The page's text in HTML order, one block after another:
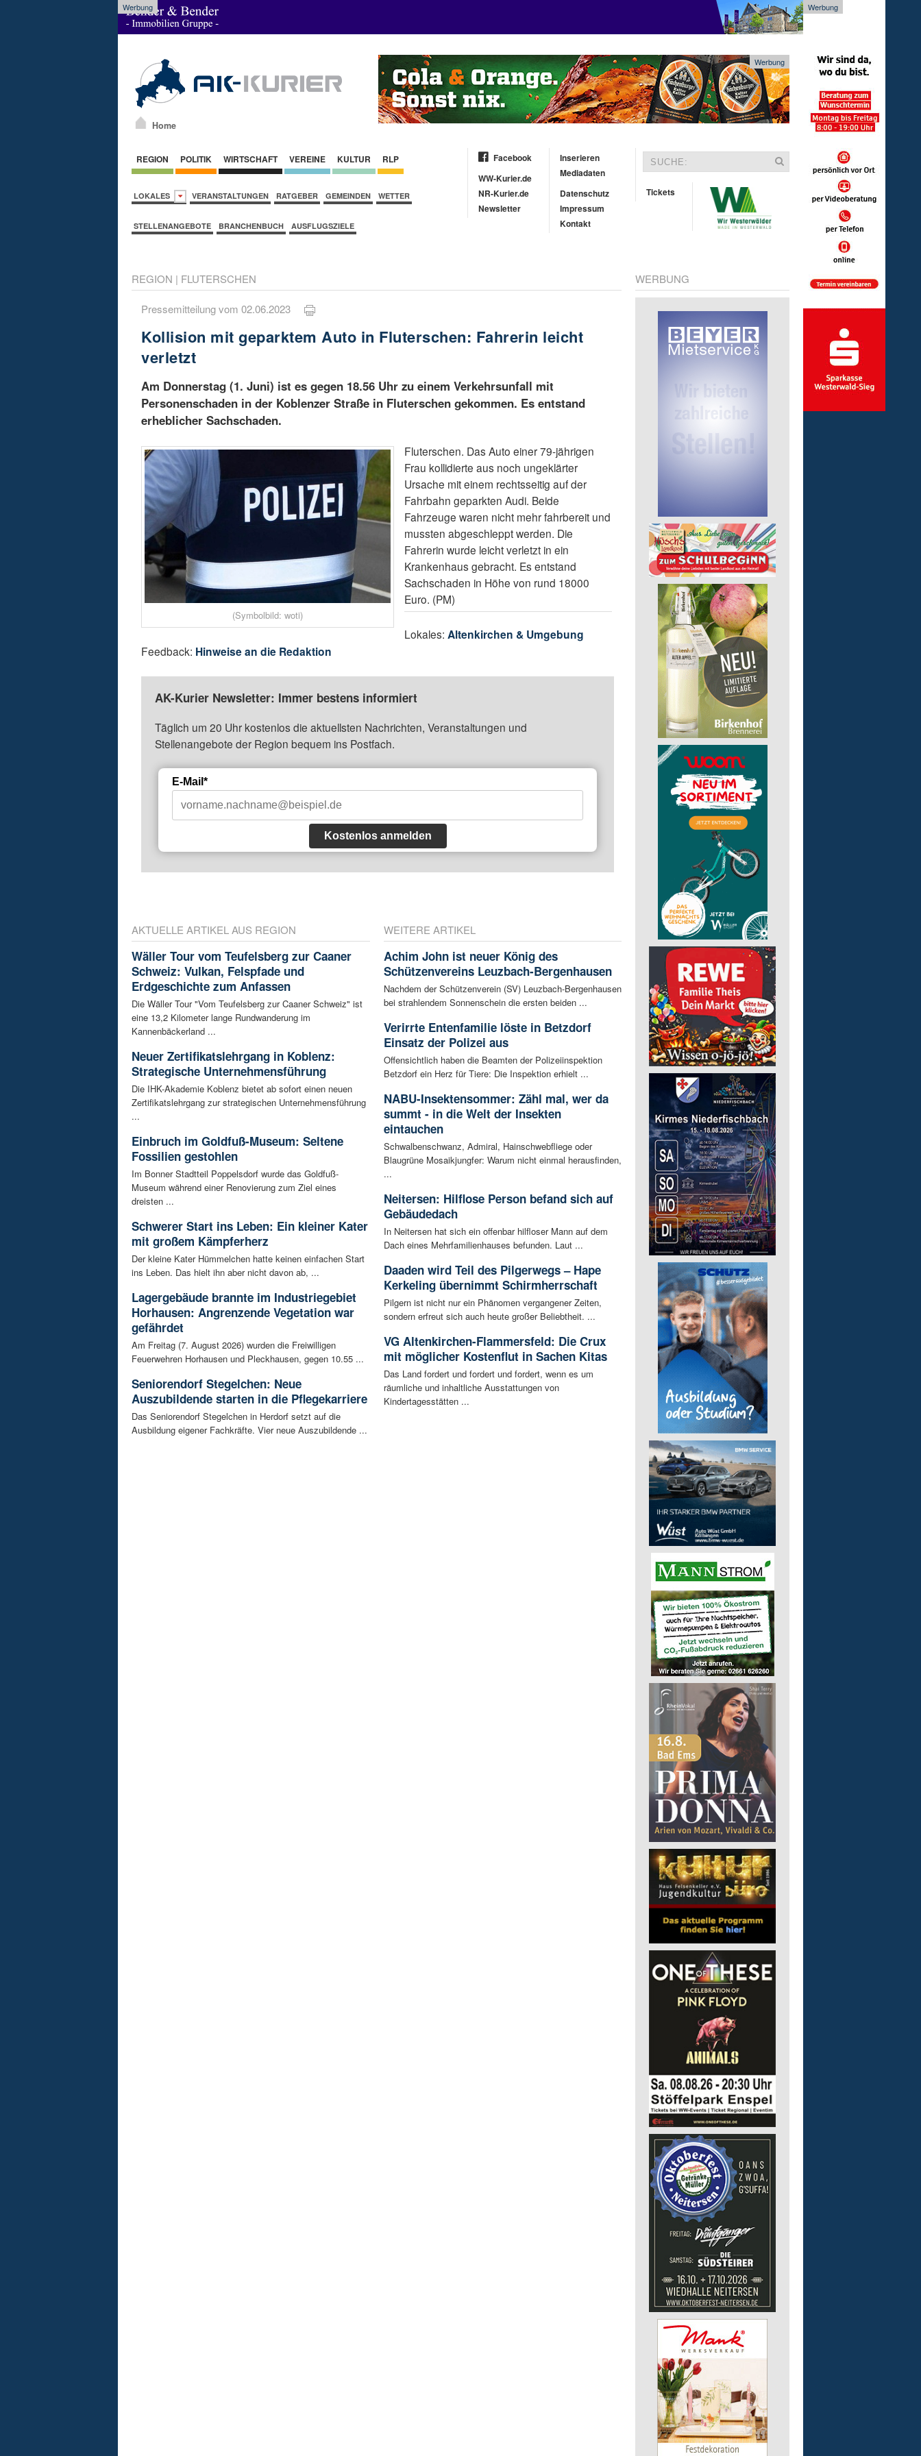
Werbung Werbung
Home
Werbung
REGION POLITIK WIRTSCHAFT VEREINE KULTUR RLP
LOKALES VERANSTALTUNGEN RATGEBER GEMEINDEN WETTER
STELLENANGEBOTE BRANCHENBUCH AUSFLUGSZIELE
Facebook
WW-Kurier.de
NR-Kurier.de
Newsletter
Inserieren
Mediadaten
Datenschutz
Impressum
Kontakt
Tickets
REGION | FLUTERSCHEN
Pressemitteilung vom 02.06.2023
Kollision mit geparktem Auto in Fluterschen: Fahrerin leicht
verletzt
Am Donnerstag (1. Juni) ist es gegen 18.56 Uhr zu einem Verkehrsunfall mit
Personenschaden in der Koblenzer Straße in Fluterschen gekommen. Es entstand
erheblicher Sachschaden.
(Symbolbild: woti)
Fluterschen. Das Auto einer 79-jährigen
Frau kollidierte aus noch ungeklärter
Ursache mit einem rechtsseitig auf der
Fahrbahn geparkten Audi. Beide
Fahrzeuge waren nicht mehr fahrbereit und
mussten abgeschleppt werden. Die
Fahrerin wurde leicht verletzt in ein
Krankenhaus gebracht. Es entstand
Sachschaden in Höhe von rund 18000
Euro. (PM)
Lokales:Altenkirchen & Umgebung
Feedback: Hinweise an die Redaktion
AK-Kurier Newsletter: Immer bestens informiert
Täglich um 20 Uhr kostenlos die aktuellsten Nachrichten, Veranstaltungen und
Stellenangebote der Region bequem ins Postfach.
E-Mail*
Kostenlos anmelden
AKTUELLE ARTIKEL AUS REGION
Wäller Tour vom Teufelsberg zur Caaner
Schweiz: Vulkan, Felspfade und
Erdgeschichte zum Anfassen
Die Wäller Tour "Vom Teufelsberg zur Caaner Schweiz" ist
eine 13,2 Kilometer lange Rundwanderung im
Kannenbäckerland ...
Neuer Zertifikatslehrgang in Koblenz:
Strategische Unternehmensführung
Die IHK-Akademie Koblenz bietet ab sofort einen neuen
Zertifikatslehrgang zur strategischen Unternehmensführung
...
Einbruch im Goldfuß-Museum: Seltene
Fossilien gestohlen
Im Bonner Stadtteil Poppelsdorf wurde das Goldfuß-
Museum während einer Renovierung zum Ziel eines
dreisten ...
Schwerer Start ins Leben: Ein kleiner Kater
mit großem Kämpferherz
Der kleine Kater Hümmelchen hatte keinen einfachen Start
ins Leben. Das hielt ihn aber nicht davon ab, ...
Lagergebäude brannte im Industriegebiet
Horhausen: Angrenzende Vegetation war
gefährdet
Am Freitag (7. August 2026) wurden die Freiwilligen
Feuerwehren Horhausen und Pleckhausen, gegen 10.55 ...
Seniorendorf Stegelchen: Neue
Auszubildende starten in die Pflegekarriere
Das Seniorendorf Stegelchen in Herdorf setzt auf die
Ausbildung eigener Fachkräfte. Vier neue Auszubildende ...
WEITERE ARTIKEL
Achim John ist neuer König des
Schützenvereins Leuzbach-Bergenhausen
Nachdem der Schützenverein (SV) Leuzbach-Bergenhausen
bei strahlendem Sonnenschein die ersten beiden ...
Verirrte Entenfamilie löste in Betzdorf
Einsatz der Polizei aus
Offensichtlich haben die Beamten der Polizeiinspektion
Betzdorf ein Herz für Tiere: Die Inspektion erhielt ...
NABU-Insektensommer: Zähl mal, wer da
summt - in die Welt der Insekten
eintauchen
Schwalbenschwanz, Admiral, Hainschwebfliege oder
Blaugrüne Mosaikjungfer: Warum nicht einmal herausfinden,
...
Neitersen: Hilflose Person befand sich auf
Gebäudedach
In Neitersen hat sich ein offenbar hilfloser Mann auf dem
Dach eines Mehrfamilienhauses befunden. Laut ...
Daaden wird Teil des Pilgerwegs – Hape
Kerkeling übernimmt Schirmherrschaft
Pilgern ist nicht nur ein Phänomen vergangener Zeiten,
sondern erfreut sich auch heute großer Beliebtheit. ...
VG Altenkirchen-Flammersfeld: Die Crux
mit möglicher Kostenflut in Sachen Kitas
Das Land fordert und fordert und fordert, wenn es um
räumliche und inhaltliche Ausstattungen von
Kindertagesstätten ...
WERBUNG